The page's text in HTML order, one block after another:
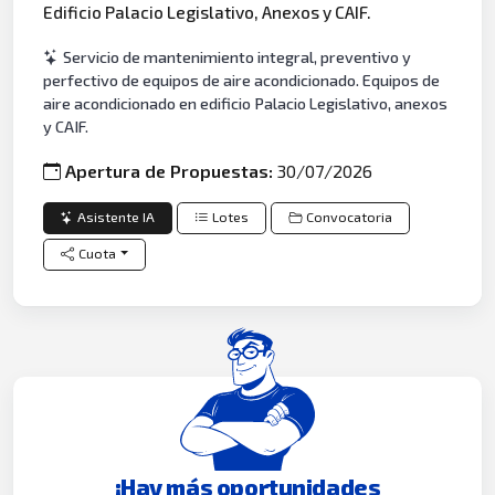
Edificio Palacio Legislativo, Anexos y CAIF.
Servicio de mantenimiento integral, preventivo y
perfectivo de equipos de aire acondicionado. Equipos de
aire acondicionado en edificio Palacio Legislativo, anexos
y CAIF.
Apertura de Propuestas:30/07/2026
Asistente IA Lotes Convocatoria
Cuota
¡Hay más oportunidades